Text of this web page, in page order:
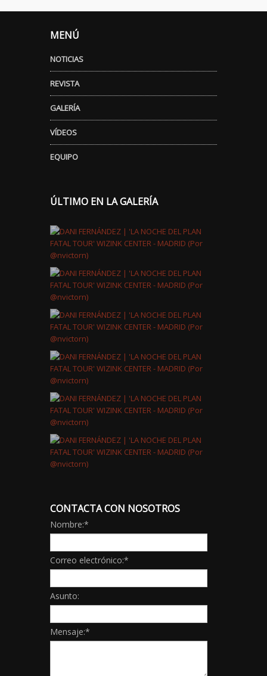
MENÚ
NOTICIAS
REVISTA
GALERÍA
VÍDEOS
EQUIPO
ÚLTIMO EN LA GALERÍA
CONTACTA CON NOSOTROS
Nombre:*
Correo electrónico:*
Asunto:
Mensaje:*